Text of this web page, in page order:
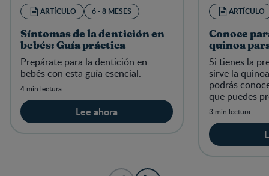
ARTÍCULO 6 - 8 MESES
Síntomas de la dentición en
bebés: Guía práctica
Prepárate para la dentición en
bebés con esta guía esencial.
4 min lectura
Lee ahora
ARTÍCULO
Conoce
quinoa
Si tienes la
sirve la
podrás
que puedes
relacionado
3 min lectura